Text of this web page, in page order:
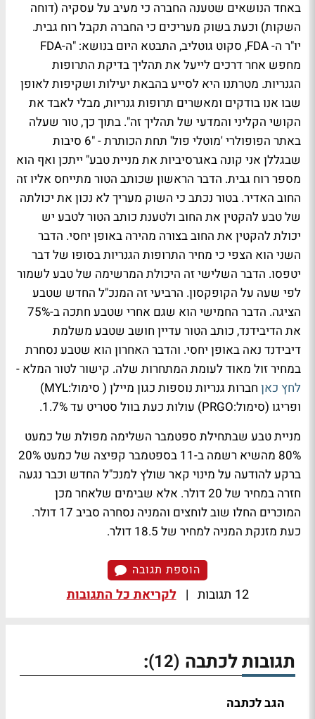
באחד הנושאים שטענה החברה כי מעיב על עסקיה (דוחה
השקות) וכעת בשוק מעריכים כי החברה תקבל רוח גבית.
יו"ר ה- FDA, סקוט גוטליב, התבטא היום בנושא: "ה-FDA
מחפש אחר דרכים לייעל את תהליך בדיקת התרופות
הגנריות. מטרתנו היא לסייע בהבאת יעילות ושקיפות לאופן
שבו אנו בודקים ומאשרים תרופות גנריות, מבלי לאבד את
הקושי הקליני והמדעי של תהליך זה". בתוך כך, טור שעלה
באתר הפופולרי 'מוטלי פול' תחת הכותרת - "6 סיבות
שבגללן אני קונה באגרסיביות את מניית טבע" ייתכן ואף הוא
מספר רוח גבית. הדבר הראשון שכותב הטור מתייחס אליו זה
החוב האדיר. בטור נכתב כי השוק מעריך לא נכון את יכולתה
של טבע להקטין את החוב ולטענת כותב הטור לטבע יש
יכולת להקטין את החוב בצורה מהירה באופן יחסי. הדבר
השני הוא הצפי כי מחיר התרופות הגנריות בסופו של דבר
יטפסו. הדבר השלישי זה היכולת המרשימה של טבע לשמור
לפי שעה על הקופקסון. הרביעי זה המנכ"ל החדש שטבע
הציגה. הדבר החמישי הוא שגם אחרי שטבע חתכה ב-75%
את הדיבידנד, כותב הטור עדיין חושב שטבע משלמת
דיבידנד נאה באופן יחסי. והדבר האחרון הוא שטבע נסחרת
במחיר זול מאוד לעומת המתחרות שלה. קישור לטור המלא -
לחץ כאן
חברות גנריות נוספות כגון מיילן ( סימול:MYL)
ופריגו (סימול:PRGO) עולות כעת בוול סטריט עד 1.7%.
מניית טבע שבתחילת ספטמבר השלימה מפולת של כמעט
80% מהשיא רשמה ב-11 בספטמבר קפיצה של כמעט 20%
ברקע להודעה על מינוי קאר שולץ למנכ"ל החדש וכבר נגעה
חזרה במחיר של 20 דולר. אלא שבימים שלאחר מכן
המוכרים החלו שוב לוחצים והמניה נסחרה סביב 17 דולר.
כעת מזנקת המניה למחיר של 18.5 דולר.
הוספת תגובה
12 תגובות | לקריאת כל התגובות
תגובות לכתבה (12)
:
הגב לכתבה